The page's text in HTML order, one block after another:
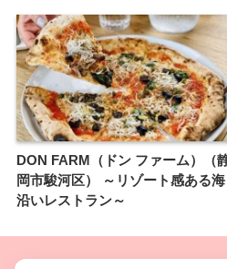
DON FARM（ドン ファーム）（
岡市駿河区） ～リゾート感ある海
沿いレストラン～